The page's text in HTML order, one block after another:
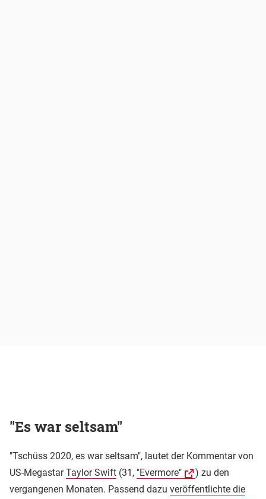
"Es war seltsam"
"Tschüss 2020, es war seltsam", lautet der Kommentar von
US-MegastarTaylor Swift (31, "Evermore"
) zu den
vergangenen Monaten. Passend dazu veröffentlichte die